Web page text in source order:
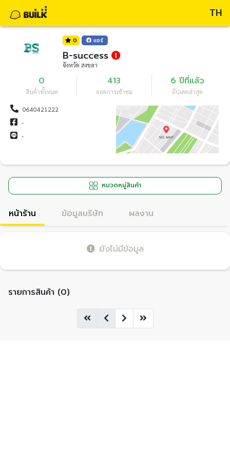
TH
0 แชร์
B-success
จังหวัด สงขลา
0
สินค้าทั้งหมด
413
ยอดการเข้าชม
6 ปีที่แล้ว
อัปเดตล่าสุด
0640421222
-
-
หมวดหมู่สินค้า
หน้าร้าน ข้อมูลบริษัท ผลงาน
ยังไม่มีข้อมูล
รายการสินค้า (0)